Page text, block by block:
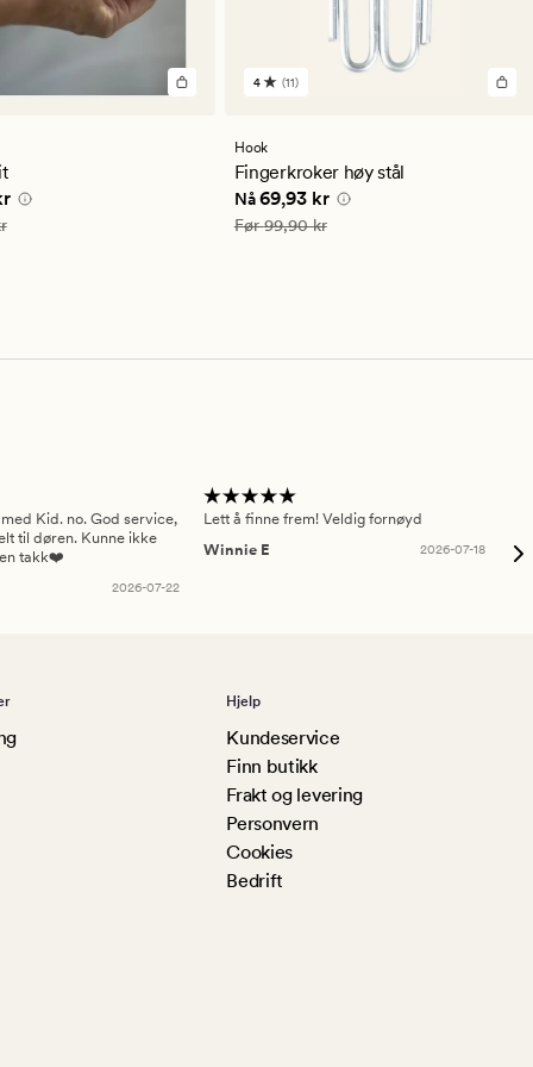
pris
kr
11
en
gjennomsnittlig
vurdering
på
4
4 (11)
Hook
Fingerkroker høy stål
Nåværende pris
Nå 69,93 kr
Vanlig pris 99,90 kr
Før99,90 kr
Kid. no. God service,
til døren. Kunne ikke
takk❤️
2026-07-22
Lett å finne frem! Veldig fornøyd
Winnie E
2026-07-18
Hjelp
Kundeservice
Finn butikk
Frakt og levering
Personvern
Cookies
Bedrift